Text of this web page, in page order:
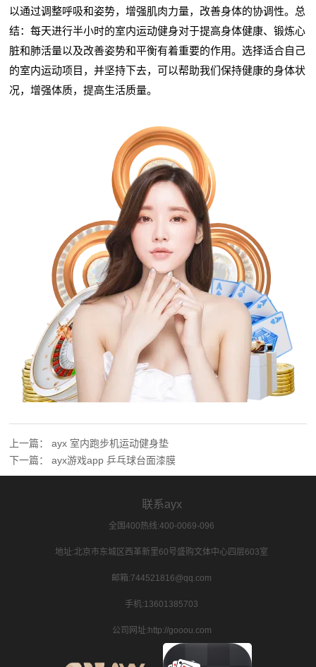
以通过调整呼吸和姿势，增强肌肉力量，改善身体的协调性。总
结：每天进行半小时的室内运动健身对于提高身体健康、锻炼心
脏和肺活量以及改善姿势和平衡有着重要的作用。选择适合自己
的室内运动项目，并坚持下去，可以帮助我们保持健康的身体状
况，增强体质，提高生活质量。
上一篇：ayx 室内跑步机运动健身垫
下一篇：ayx游戏app 乒乓球台面漆膜
联系ayx
全国400热线:400-0069-096
地址:北京市东城区西革新里60号盛购文体中心四层603室
邮箱:744521816@qq.com
手机:13601385703
公司网址:http://gooou.com